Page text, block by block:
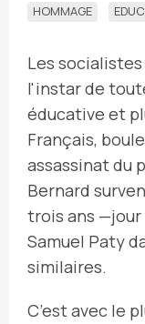
HOMMAGE
Les
l'instar de
éducative et
Français,
assassinat du
Bernard
trois ans —jour
Samuel Paty
similaires.
C’est avec le